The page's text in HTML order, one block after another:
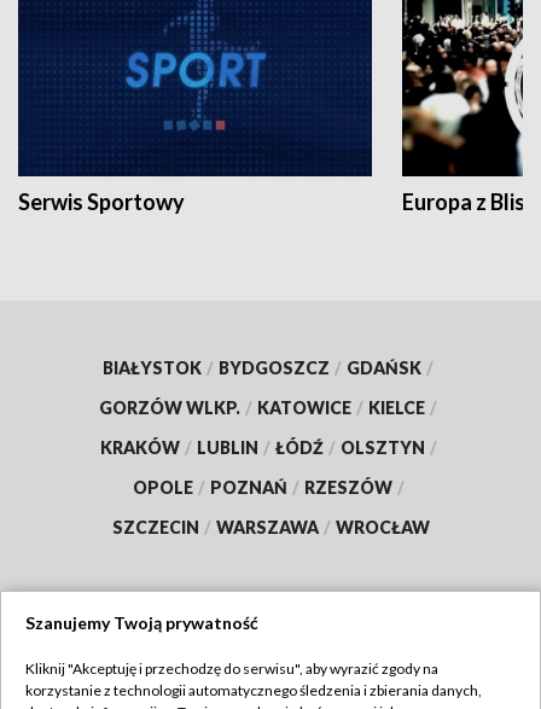
Serwis Sportowy Europa z
BIAŁYSTOK / BYDGOSZCZ / GDAŃSK /
GORZÓW WLKP. / KATOWICE / KIELCE /
KRAKÓW / LUBLIN / ŁÓDŹ / OLSZTYN /
OPOLE / POZNAŃ / RZESZÓW /
SZCZECIN / WARSZAWA / WROCŁAW
TVP
Szanujemy Twoją prywatność
Kliknij "Akceptuję i przechodzę do serwisu", aby wyrazić zgody na
korzystanie z technologii automatycznego śledzenia i zbierania danych,